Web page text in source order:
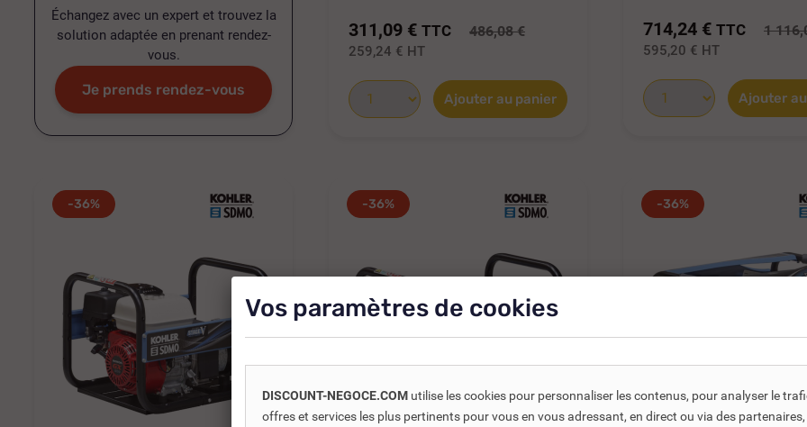
Échangez avec un expert et trouvez la
solution adaptée en prenant rendez-
vous.
Je prends rendez-vous
311,09 € TTC 486,08 €
259,24 € HT
Ajouter au panier
714,24 € TTC 1
595,20 € HT
Ajouter
-36% -36% -36%
Vos paramètres de cookies
DISCOUNT-NEGOCE.COM utilise les cookies pour personnaliser les contenus, pour analyser le
offres et services les plus pertinents pour vous en vous adressant, en direct ou via des